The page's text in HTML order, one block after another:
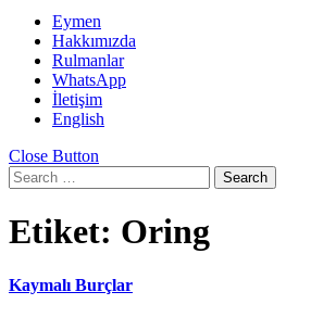
Eymen
Hakkımızda
Rulmanlar
WhatsApp
İletişim
English
Close Button
Search
Etiket: Oring
Kaymalı Burçlar